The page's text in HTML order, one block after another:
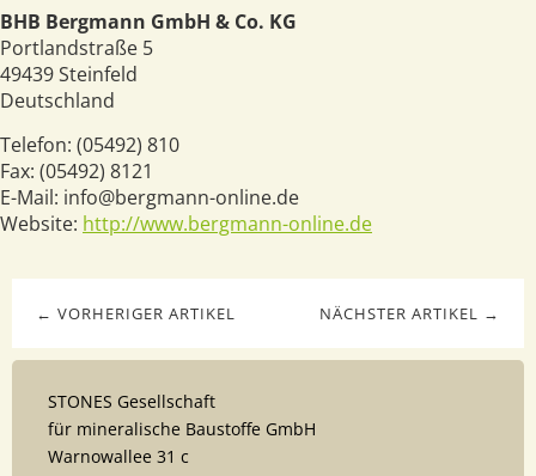
BHB Bergmann GmbH & Co. KG
Portlandstraße 5
49439Steinfeld
Deutschland
Telefon: (05492) 810
Fax: (05492) 8121
E-Mail: info@bergmann-online.de
Website: http://www.bergmann-online.de
NÄCHSTER ARTIKEL →
← VORHERIGER ARTIKEL
STONES Gesellschaft
für mineralische Baustoffe GmbH
Warnowallee 31 c